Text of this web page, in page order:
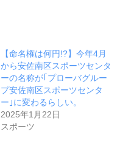
【命名権は何円!?】今年4月
から安佐南区スポーツセンタ
ーの名称が｢プローバグルー
プ安佐南区スポーツセンタ
ー｣に変わるらしい。
2025年1月22日
スポーツ